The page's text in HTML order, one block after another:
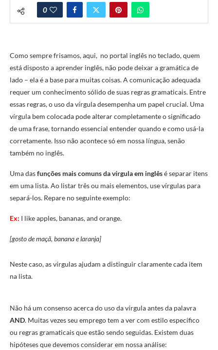
0
Como sempre frisamos, aqui, no portal inglês no teclado, quem
está disposto a aprender inglês, não pode deixar a gramática de
lado – ela é a base para muitas coisas. A comunicação adequada
requer um conhecimento sólido de suas regras gramaticais. Entre
essas regras, o uso da vírgula desempenha um papel crucial. Uma
vírgula bem colocada pode alterar completamente o significado
de uma frase, tornando essencial entender quando e como usá-la
corretamente. Isso não acontece só em nossa língua, senão
também no inglês.
Uma dasfunções mais comuns da vírgula em inglêsé separar itens
em uma lista. Ao listar três ou mais elementos, use vírgulas para
separá-los. Repare no seguinte exemplo:
Ex: I like apples, bananas, and orange.
[gosto de maçã, banana e laranja]
Neste caso, as vírgulas ajudam a distinguir claramente cada item
na lista.
Não há um consenso acerca do uso da vírgula antes da palavra
AND. Muitas vezes seu emprego tem a ver com estilo específico
ou regras gramaticais que estão sendo seguidas. Existem duas
hipóteses que devemos considerar em nossa análise: